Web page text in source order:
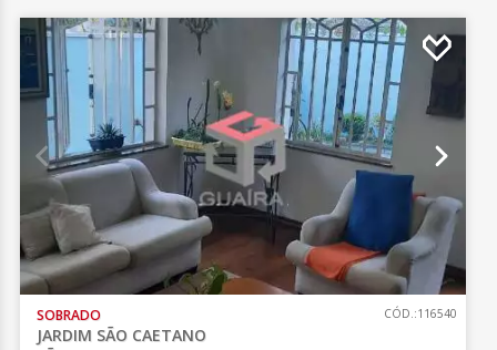
SOBRADO
JARDIM SÃO CAETANO
CÓD.:116540